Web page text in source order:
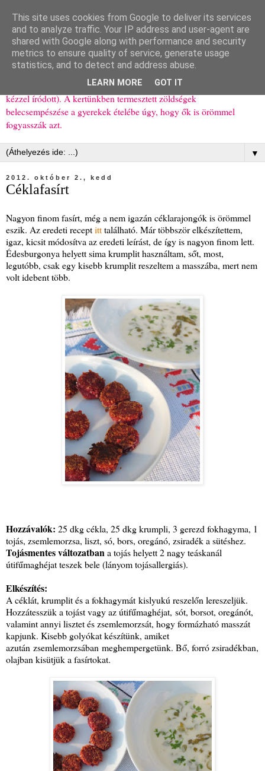
Ízőrző
Kisgyerekes család kipróbált, többnyire egészséges ételeket
bemutató receptjei a mindennapokra (mert a papírfecniket folyton
elhagyom) és gyerekeimnek ajándékba (mint régen, csak ez nem
kézzel íródott). A kertünkben termesztett zöldségek
belecsempészése a gyerekek ételébe úgy, hogy ők is örömmel
fogyasszák azt.
▼
2012. október 2., kedd
Céklafasírt
Nagyon finom fasírt, még a nem igazán céklarajongók is örömmel
eszik. Az eredeti receptitttalálható. Már többször elkészítettem,
igaz, kicsit módosítva az eredeti leírást, de így is nagyon finom lett.
Édesburgonya helyett sima krumplit használtam, sőt, most,
legutóbb, csak egy kisebb krumplit reszeltem a masszába, mert nem
volt idebent több.
Hozzávalók: 25 dkg cékla, 25 dkg krumpli, 3 gerezd fokhagyma, 1
tojás, zsemlemorzsa, liszt, só, bors, oregánó, zsiradék a sütéshez.
Tojásmentes változatbana tojás helyett 2 nagy teáskanál
útifűmaghéjat teszek bele (lányom tojásallergiás).
Elkészítés:
A céklát, krumplit és a fokhagymát kislyukú reszelőn lereszeljük.
Hozzátesszük a tojást vagy az útifűmaghéjat, sót, borsot, oregánót,
valamint annyi lisztet és zsemlemorzsát, hogy formázható masszát
kapjunk. Kisebb golyókat készítünk, amiket
azután zsemlemorzsában meghempergetünk. Bő, forró zsiradékban,
olajban kisütjük a fasírtokat.
This site uses cookies from Google to deliver its services
and to analyze traffic. Your IP address and user-agent are
shared with Google along with performance and security
metrics to ensure quality of service, generate usage
statistics, and to detect and address abuse.
LEARN MORE GOT IT